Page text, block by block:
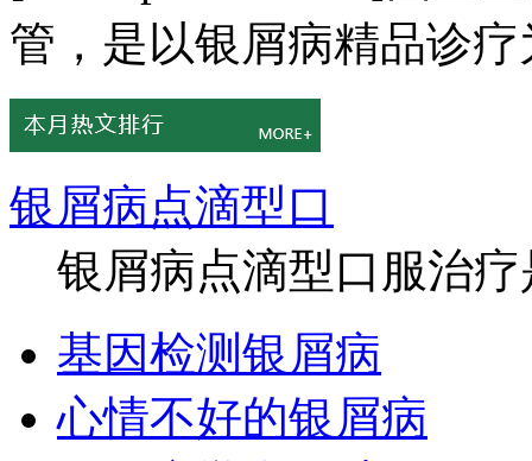
管，是以银屑病精品诊
银屑病点滴型口
银屑病点滴型口服治
基因检测银屑病
心情不好的银屑病